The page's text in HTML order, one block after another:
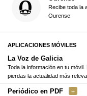
Recibe toda la
Ourense
APLICACIONES MÓVILES
La Voz de Galicia
Toda la información en tu
pierdas la actualidad más
Periódico en PDF